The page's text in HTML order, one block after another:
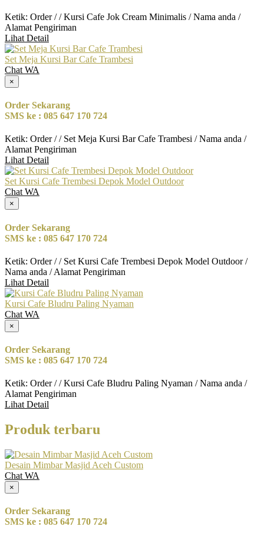
Ketik: Order / / Kursi Cafe Jok Cream Minimalis / Nama anda /
Alamat Pengiriman
Lihat Detail
Set Meja Kursi Bar Cafe Trambesi
Chat WA
×
Order Sekarang
SMS ke : 085 647 170 724
Ketik: Order / / Set Meja Kursi Bar Cafe Trambesi / Nama anda /
Alamat Pengiriman
Lihat Detail
Set Kursi Cafe Trembesi Depok Model Outdoor
Chat WA
×
Order Sekarang
SMS ke : 085 647 170 724
Ketik: Order / / Set Kursi Cafe Trembesi Depok Model Outdoor /
Nama anda / Alamat Pengiriman
Lihat Detail
Kursi Cafe Bludru Paling Nyaman
Chat WA
×
Order Sekarang
SMS ke : 085 647 170 724
Ketik: Order / / Kursi Cafe Bludru Paling Nyaman / Nama anda /
Alamat Pengiriman
Lihat Detail
Produk terbaru
Desain Mimbar Masjid Aceh Custom
Chat WA
×
Order Sekarang
SMS ke : 085 647 170 724